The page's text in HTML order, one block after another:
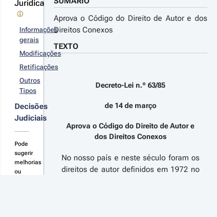
as
de
de
cegas,
(UE)
1564, do
de
de
e
não
de
e
detalhes
08-23
Lei
à
à Lei
26/2015,
Jurídica
Informações
gerais
Modificações
Retificações
Outros
Tipos
Decisões
Judiciais
Pode
sugerir
melhorias
ou
Aprova o Código do Direito de Autor e dos
Direitos Conexos
TEXTO
Decreto-Lei n.º 63/85
de 14 de março
Aprova o Código do Direito de Autor e
dos Direitos Conexos
No nosso país e neste século foram os
direitos de autor definidos em 1972 no